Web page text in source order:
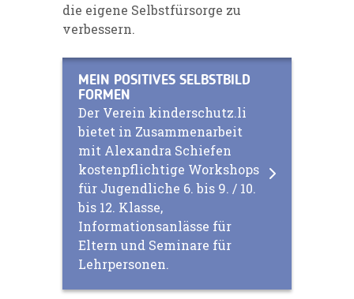
die eigene Selbstfürsorge zu
verbessern.
MEIN POSITIVES SELBSTBILD
FORMEN
Der Verein kinderschutz.li
bietet in Zusammenarbeit
mit Alexandra Schiefen
kostenpflichtige Workshops
für Jugendliche 6. bis 9. / 10.
bis 12. Klasse,
Informationsanlässe für
Eltern und Seminare für
Lehrpersonen.